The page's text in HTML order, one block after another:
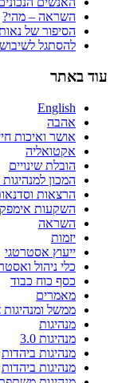
השראה – מהי?
הסיפור של נאות
להסתגל לשיבוש –
English
אהבה
אושר ואיכות חיים
אקטואליה
הובלת שינויים
המכון למנהיגות וממשל
הרצאות וסדנאות
השקעות אימפקט
השראה
יזמות
ייעוץ אסטרטגי
כלי ניהול ואסטרטגיה
כסף כוח כבוד
מאמרים
ממשל ומנהיגות
מנהיגות
מנהיגות 3.0
מנהיגות ביהדות
מנהיגות ביהדות